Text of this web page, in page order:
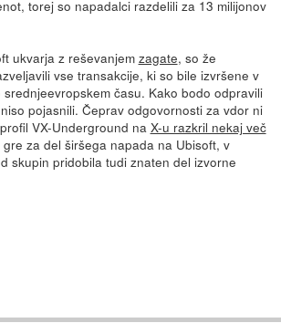
torej so napadalci razdelili za 13 milijonov
ukvarja z reševanjem zagate, so že
vse transakcije, ki so bile izvršene v
času. Kako bodo odpravili
pojasnili. Čeprav odgovornosti za vdor ni
VX-Underground na X-u razkril nekaj več
za del širšega napada na Ubisoft, v
skupin pridobila tudi znaten del izvorne